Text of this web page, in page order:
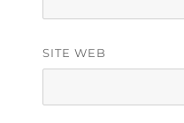
SITE WEB